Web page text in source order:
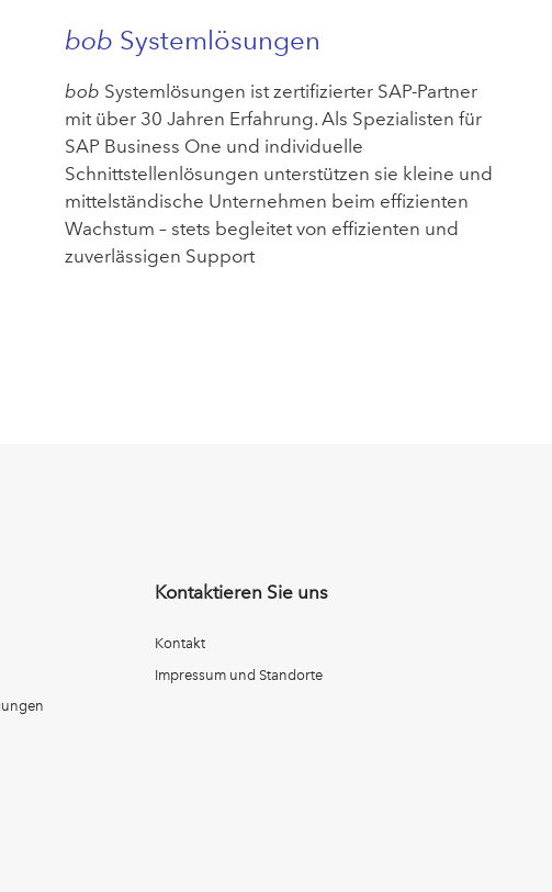
bob Systemlösungen
bob Systemlösungen ist zertifizierter SAP-Partner
mit über 30 Jahren Erfahrung. Als Spezialisten für
SAP Business One und individuelle
Schnittstellenlösungen unterstützen sie kleine und
mittelständische Unternehmen beim effizienten
Wachstum – stets begleitet von effizienten und
zuverlässigen Support
Kontaktieren Sie uns
Kontakt
Impressum und Standorte